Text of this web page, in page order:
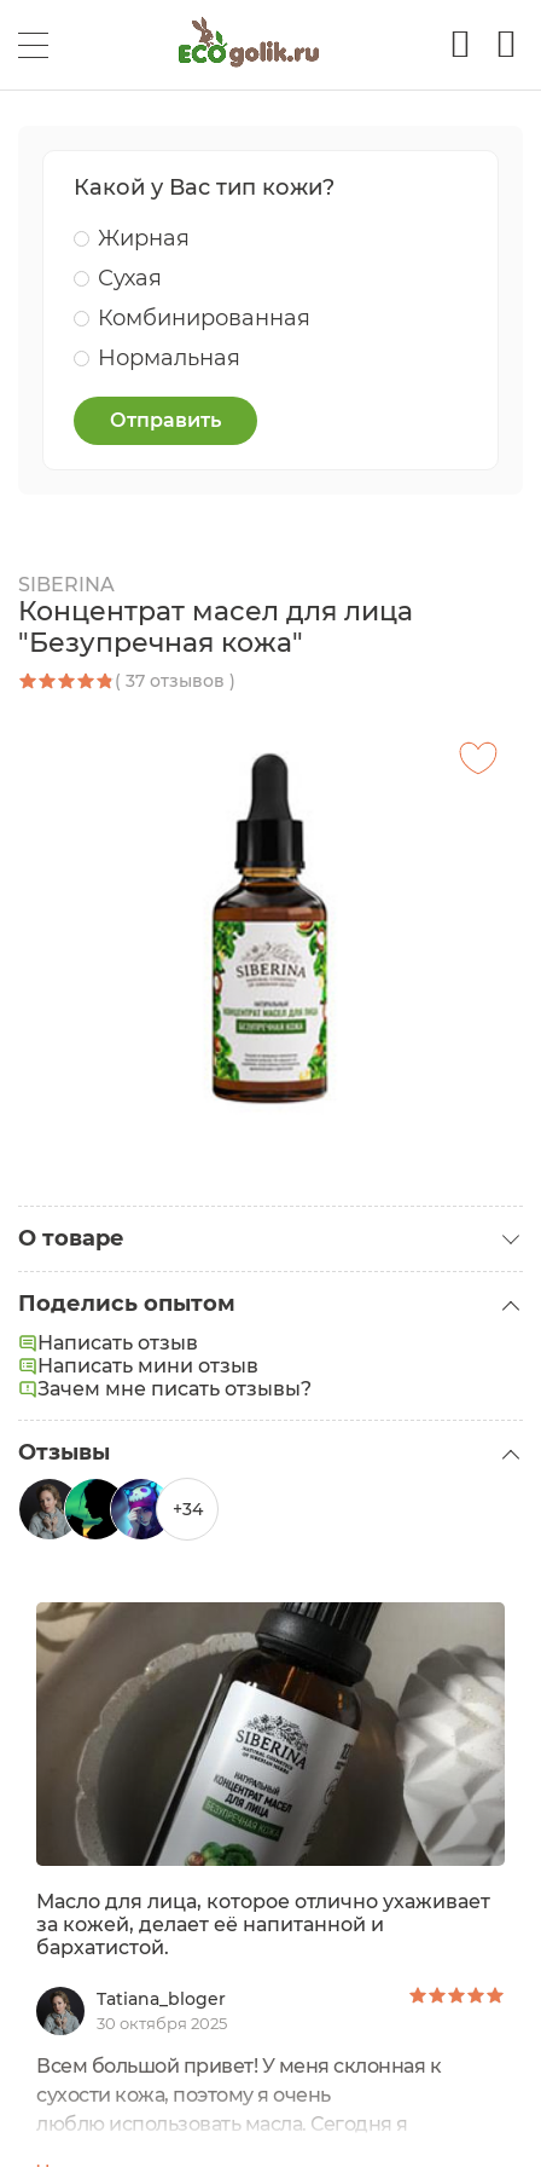
Какой у Вас тип кожи?
Жирная
Сухая
Комбинированная
Нормальная
Отправить
SIBERINA
Концентрат масел для лица
"Безупречная кожа"
( 37 отзывов )
О товаре
Тип кожи:
Проблемная
Проблемы:
Поделись опытом
Написать отзыв
Написать мини отзыв
Зачем мне писать отзывы?
Отзывы
+34
Масло для лица, которое отлично ухаживает
за кожей, делает её напитанной и
бархатистой.
Tatiana_bloger
30 октября 2025
Всем большой привет! У меня склонная к
сухости кожа, поэтому я очень
люблю использовать масла. Сегодня я